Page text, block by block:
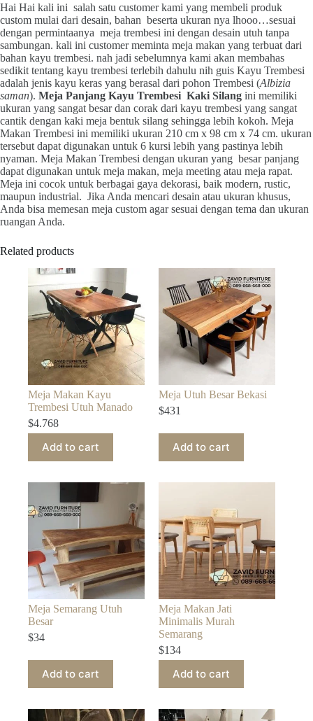
Hai Hai kali ini salah satu customer kami yang membeli produk
custom mulai dari desain, bahan beserta ukuran nya lhooo…sesuai
dengan permintaanya meja trembesi ini dengan desain utuh tanpa
sambungan. kali ini customer meminta meja makan yang terbuat dari
bahan kayu trembesi. nah jadi sebelumnya kami akan membahas
sedikit tentang kayu trembesi terlebih dahulu nih guis Kayu Trembesi
adalah jenis kayu keras yang berasal dari pohon Trembesi (Albizia
saman). Meja Panjang Kayu Trembesi Kaki Silang ini memiliki
ukuran yang sangat besar dan corak dari kayu trembesi yang sangat
cantik dengan kaki meja bentuk silang sehingga lebih kokoh. Meja
Makan Trembesi ini memiliki ukuran 210 cm x 98 cm x 74 cm. ukuran
tersebut dapat digunakan untuk 6 kursi lebih yang pastinya lebih
nyaman. Meja Makan Trembesi dengan ukuran yang besar panjang
dapat digunakan untuk meja makan, meja meeting atau meja rapat.
Meja ini cocok untuk berbagai gaya dekorasi, baik modern, rustic,
maupun industrial. Jika Anda mencari desain atau ukuran khusus,
Anda bisa memesan meja custom agar sesuai dengan tema dan ukuran
ruangan Anda.
Related products
Meja Makan Kayu
Trembesi Utuh Manado
$4.768
Add to cart
Meja Utuh Besar Bekasi
$431
Add to cart
Meja Semarang Utuh
Besar
$34
Add to cart
Meja Makan Jati
Minimalis Murah
Semarang
$134
Add to cart